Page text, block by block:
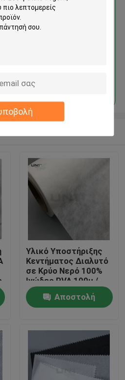
Viscose 50% κεντητική
που υποστηρίζει
Eco φιλικό 70gsm
Υλικό Υποστήριξης
Κεντήματος Διαλυτό
σε Κρύο Νερό 100%
Ινώδες PVA 100μ /
Ρολό
Αποστολή